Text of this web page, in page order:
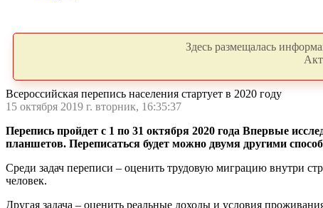
Здесь размещалась
Всероссийская перепись населения стартует в 2020 году
15 октября 2019 г. вторник, 16:35:37
Перепись пройдет с 1 по 31 октября 2020 года Впервые
планшетов. Переписаться будет можно двумя другими
Среди задач переписи – оценить трудовую миграцию внутри
человек.
Другая задача – оценить реальные доходы и условия